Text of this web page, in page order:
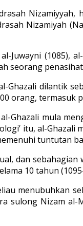
Nizamiyah
Juwayni (1085),
seorang
Ghazali dilantik
orang, termasuk
Ghazali mula
itu, al-
tuntutan
dan
10 tahun
menubuhkan
sulong Nizam